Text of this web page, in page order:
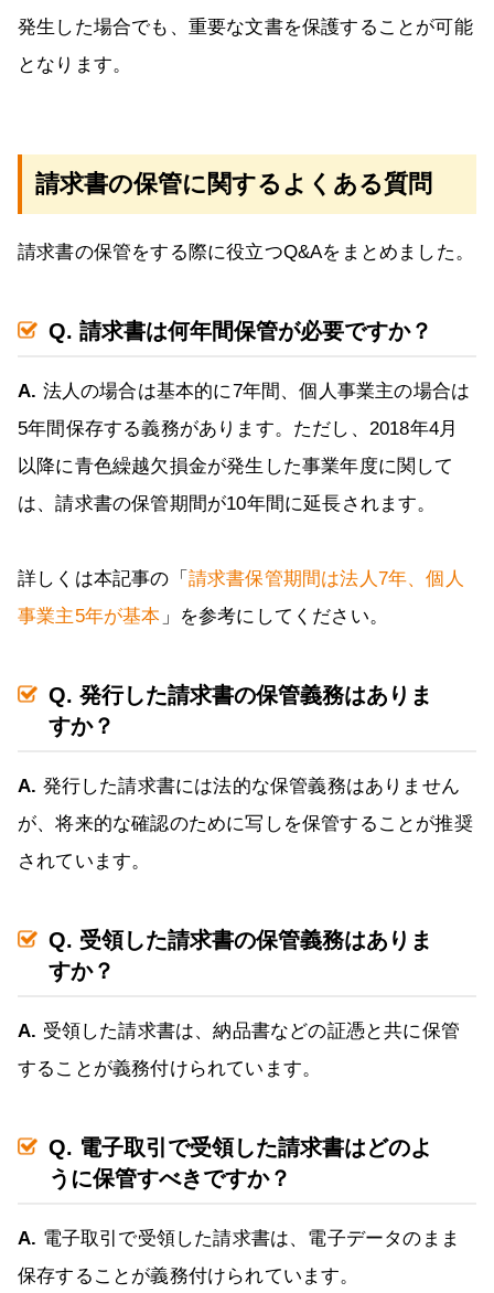
発生した場合でも、重要な文書を保護することが可能
となります。
請求書の保管に関するよくある質問
請求書の保管をする際に役立つQ&Aをまとめました。
Q. 請求書は何年間保管が必要ですか？
A. 法人の場合は基本的に7年間、個人事業主の場合は
5年間保存する義務があります。ただし、2018年4月
以降に青色繰越欠損金が発生した事業年度に関して
は、請求書の保管期間が10年間に延長されます。
詳しくは本記事の「 請求書保管期間は法人7年、個人
事業主5年が基本 」を参考にしてください。
Q. 発行した請求書の保管義務はありま
すか？
A. 発行した請求書には法的な保管義務はありません
が、将来的な確認のために写しを保管することが推奨
されています。
Q. 受領した請求書の保管義務はありま
すか？
A. 受領した請求書は、納品書などの証憑と共に保管
することが義務付けられています。
Q. 電子取引で受領した請求書はどのよ
うに保管すべきですか？
A. 電子取引で受領した請求書は、電子データのまま
保存することが義務付けられています。